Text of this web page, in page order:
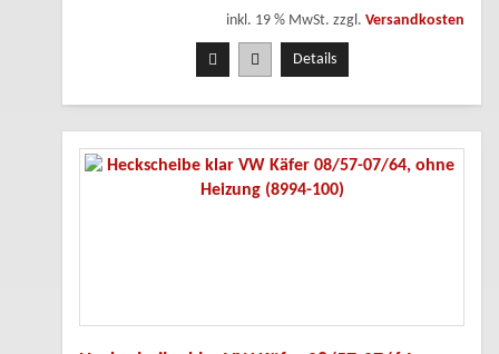
inkl. 19 % MwSt. zzgl. Versandkosten
Details